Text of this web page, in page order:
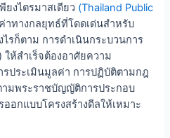
ยงไตรมาสเดียว (Thailand Public
ทางกลยุทธ์ที่โดดเด่นสำหรับ
รก็ตาม การดำเนินกระบวนการ
ห้สำเร็จต้องอาศัยความ
รประเมินมูลค่า การปฏิบัติตามกฎ
ามพระราชบัญญัติการประกอบ
อกแบบโครงสร้างดีลให้เหมาะ